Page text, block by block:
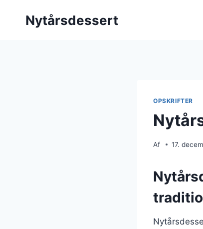
Nytårsdessert
OPSKRIFTER
Af 17.